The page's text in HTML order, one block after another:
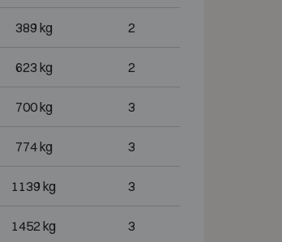
389 kg 2
623 kg 2
700 kg 3
774 kg 3
1139 kg 3
1452 kg 3